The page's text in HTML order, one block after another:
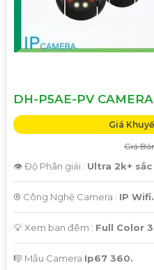
DH-P5AE-PV
Giá
Giá
👁 Độ Phân giải : Ultra 2k+
®️ Công Nghệ Camera : IP Wifi.
💡 Xem ban đêm : Full Color
🎼️ Mẫu Camera Ip67 360.